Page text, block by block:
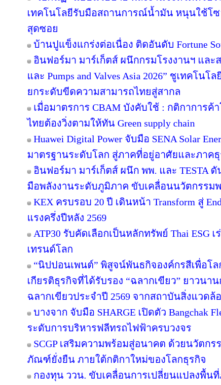
เทคโนโลยีรับมือสถานการณ์น้ำมัน หนุนใช้โซ
สุดซอย
บ้านปูแข็งแกร่งต่อเนื่อง ติดอันดับ Fortune
อินฟอร์มา มาร์เก็ตส์ ผนึกกรมโรงงานฯ และ
และ Pumps and Valves Asia 2026” ชูเทคโน
ยกระดับขีดความสามารถไทยสู่สากล
เมื่อมาตรการ CBAM บังคับใช้ : กติกาการค้
ไทยต้องวิ่งตามให้ทัน Green supply chain
Huawei Digital Power จับมือ SENA Solar
มาตรฐานระดับโลก สู่ภาคที่อยู่อาศัยและภาค
อินฟอร์มา มาร์เก็ตส์ ผนึก พพ. และ TESTA ดั
มือพลังงานระดับภูมิภาค ขับเคลื่อนนวัตกรรม
KEX ครบรอบ 20 ปี เดินหน้า Transform สู่
แรงครึ่งปีหลัง 2569
ATP30 รับคัดเลือกเป็นหลักทรัพย์ Thai ESG เ
เทรนด์โลก
“นิปปอนเพนต์” พิสูจน์พันธกิจองค์กรสีเพื่อโ
เกียรติธุรกิจที่ได้รับรอง “ฉลากเขียว” ยาวนา
ฉลากเขียวประจำปี 2569 จากสถาบันสิ่งแวดล้
บางจาก จับมือ SHARGE เปิดตัว Bangchak
ระดับการบริหารฟลีทรถไฟฟ้าครบวงจร
SCGP เสริมความพร้อมสู่อนาคต ด้วยนวัตก
ภัณฑ์ยั่งยืน ภายใต้กติกาใหม่ของโลกธุรกิจ
กองทุน ววน. ขับเคลื่อนการเปลี่ยนแปลงพื้น